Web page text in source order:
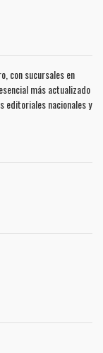
con sucursales en
más actualizado
editoriales nacionales y